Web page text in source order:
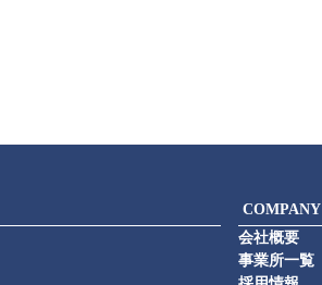
COMPANY
会社概要
事業所一覧